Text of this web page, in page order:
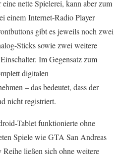
nette Spielerei, kann aber zum
einem Internet-Radio Player
gibt es jeweils noch zwei
Sticks sowie zwei weitere
Im Gegensatz zum
digitalen
– das bedeutet, dass der
nicht registriert.
Tablet funktionierte ohne
Spiele wie GTA San Andreas
ließen sich ohne weitere